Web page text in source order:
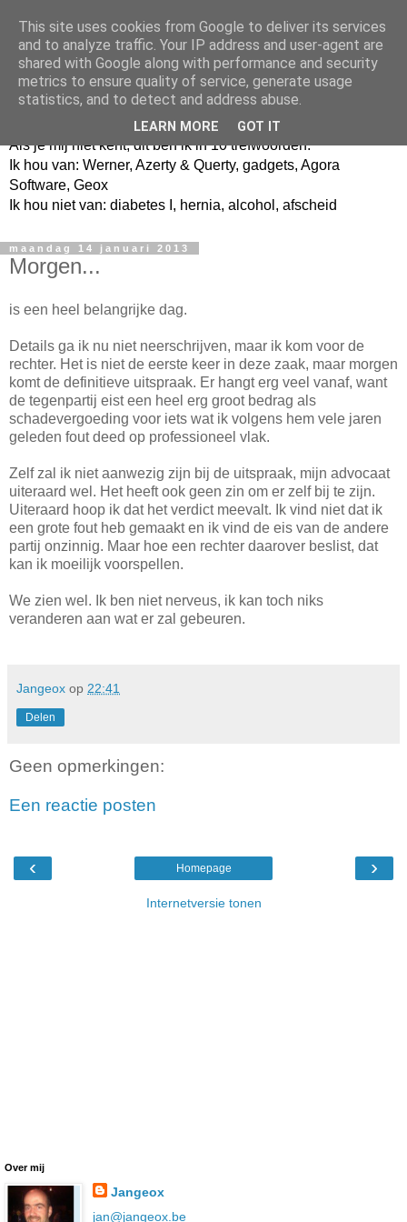
Jangeox' blog
Als je mij niet kent, dit ben ik in 10 trefwoorden.
Ik hou van: Werner, Azerty & Querty, gadgets, Agora
Software, Geox
Ik hou niet van: diabetes I, hernia, alcohol, afscheid
maandag 14 januari 2013
Morgen...
is een heel belangrijke dag.
Details ga ik nu niet neerschrijven, maar ik kom voor de
rechter. Het is niet de eerste keer in deze zaak, maar morgen
komt de definitieve uitspraak. Er hangt erg veel vanaf, want
de tegenpartij eist een heel erg groot bedrag als
schadevergoeding voor iets wat ik volgens hem vele jaren
geleden fout deed op professioneel vlak.
Zelf zal ik niet aanwezig zijn bij de uitspraak, mijn advocaat
uiteraard wel. Het heeft ook geen zin om er zelf bij te zijn.
Uiteraard hoop ik dat het verdict meevalt. Ik vind niet dat ik
een grote fout heb gemaakt en ik vind de eis van de andere
partij onzinnig. Maar hoe een rechter daarover beslist, dat
kan ik moeilijk voorspellen.
We zien wel. Ik ben niet nerveus, ik kan toch niks
veranderen aan wat er zal gebeuren.
Jangeox op 22:41
Delen
Geen opmerkingen:
Een reactie posten
‹ ›
Homepage
Internetversie tonen
Over mij
Jangeox
jan@jangeox.be
This site uses cookies from Google to deliver its services
and to analyze traffic. Your IP address and user-agent are
shared with Google along with performance and security
metrics to ensure quality of service, generate usage
statistics, and to detect and address abuse.
LEARN MORE GOT IT